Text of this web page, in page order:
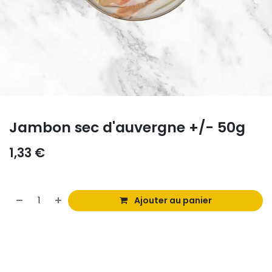
Jambon sec d'auvergne +/- 50g
1,33 €
Ajouter au panier